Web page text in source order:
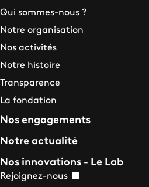
Qui sommes-nous ?
Notre organisation
Nos activités
Notre histoire
Transparence
La fondation
Nos engagements
Notre actualité
Nos innovations - Le Lab
Rejoignez-nous